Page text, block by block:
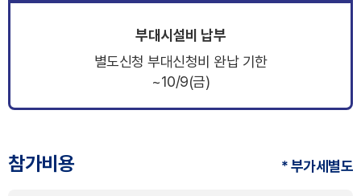
부대시설비 납부
별도신청 부대신청비 완납 기한
~10/9(금)
참가비용 * 부가세별도